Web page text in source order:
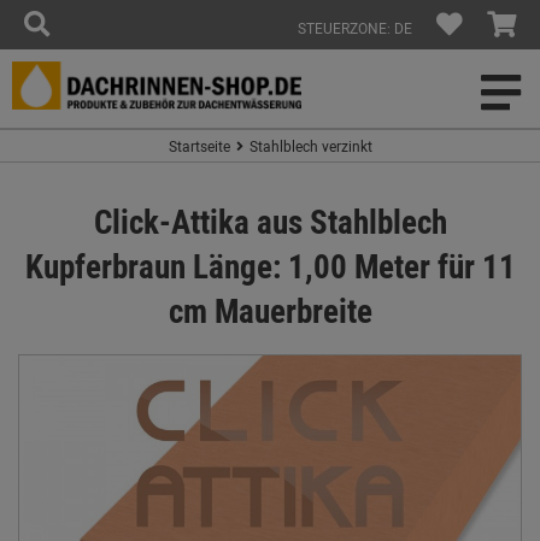
STEUERZONE: DE
Startseite Stahlblech verzinkt
Click-Attika aus Stahlblech
Kupferbraun Länge: 1,00 Meter für 11
cm Mauerbreite